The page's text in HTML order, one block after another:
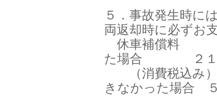
５．事故発生時に
両返却時に必ずお
休車補償料 ①
た場合 ２１，
（消費税込み）
きなかった場合